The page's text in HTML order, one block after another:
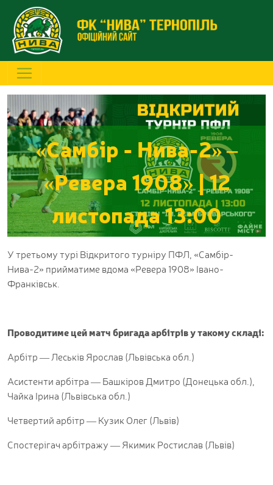
«Самбір - Нива-2» –
«Ревера 1908» | 12
листопада 13:00
У третьому турі Відкритого турніру ПФЛ, «Самбір-
Нива-2» прийматиме вдома «Ревера 1908» Івано-
Франківськ.
Проводитиме цей матч бригада арбітрів у такому складі:
Арбітр — Леськів Ярослав (Львівська обл.)
Асистенти арбітра — Башкіров Дмитро (Донецька обл.),
Чайка Ірина (Львівська обл.)
Четвертий арбітр — Кузик Олег (Львів)
Спостерігач арбітражу — Якимик Ростислав (Львів)